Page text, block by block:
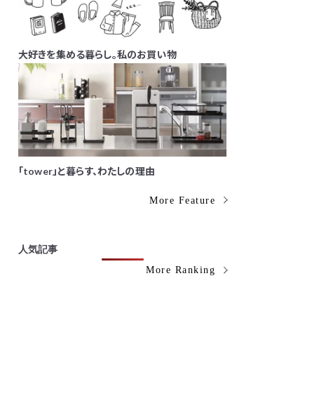
大好きを集める暮らし。私のお買い物
「tower」と暮らす、わたしの理由
More Feature
人気記事
More Ranking